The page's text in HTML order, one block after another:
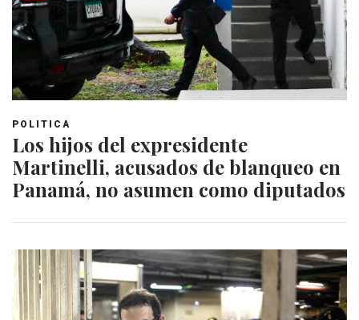
POLITICA
Los hijos del expresidente
Martinelli, acusados de blanqueo en
Panamá, no asumen como diputados